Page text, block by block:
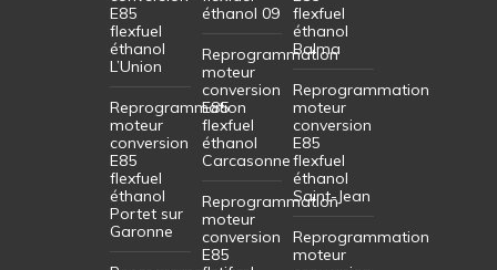
E85
flexfuel
éthanol
L’Union
Reprogrammation
moteur
conversion
E85
flexfuel
éthanol
Portet sur
Garonne
éthanol 09
Reprogrammation
moteur
conversion
E85
flexfuel
éthanol
Carcasonne
Reprogrammation
moteur
conversion
E85
flexfuel
éthanol
Balma
Reprogrammation
moteur
conversion
E85
flexfuel
éthanol
Saint-Jean
Reprogrammation
moteur